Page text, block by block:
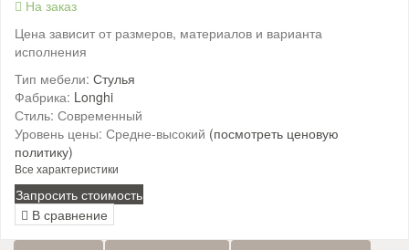
На заказ
Цена зависит от размеров, материалов и варианта
исполнения
Тип мебели: Стулья
Фабрика: Longhi
Стиль: Современный
Уровень цены: Средне-высокий (посмотреть ценовую
политику)
Все характеристики
Запросить стоимость
В сравнение